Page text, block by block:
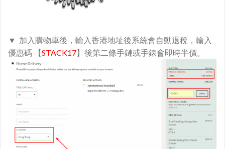
▼ 加入購物車後，輸入香港地址後系統會自動退稅，輸入
優惠碼 【STACK17】後第二條手鏈或手錶會即時半價。